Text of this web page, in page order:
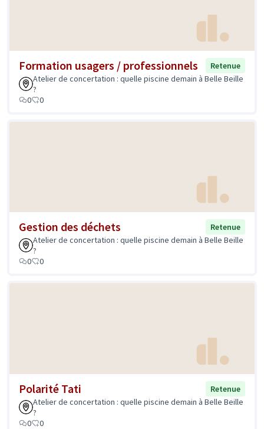
Formation usagers / professionnels
Retenue
Atelier de concertation : quelle piscine demain à Belle Beille
?
0
0
Gestion des déchets
Retenue
Atelier de concertation : quelle piscine demain à Belle Beille
?
0
0
Polarité Tati
Retenue
Atelier de concertation : quelle piscine demain à Belle Beille
?
0
0